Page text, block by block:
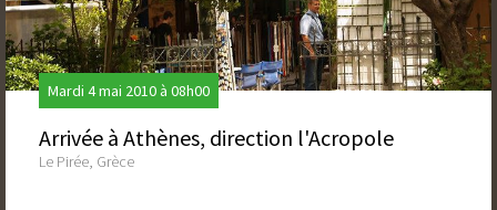
Mardi 4 mai 2010 à 08h00
Arrivée à Athènes, direction l'Acropole
Le Pirée, Grèce